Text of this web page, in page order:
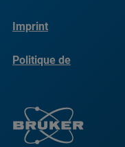
Imprint
Politique de